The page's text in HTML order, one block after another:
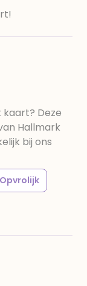
Deze
Hallmark
bij ons
Opvrolijk